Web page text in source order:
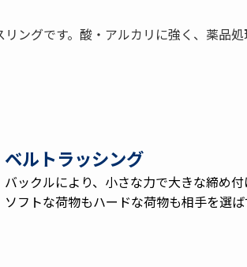
ングです。酸・アルカリに強く、薬品処
ベルトラッシング
バックルにより、小さな力で大きな締め付
ソフトな荷物もハードな荷物も相手を選ば